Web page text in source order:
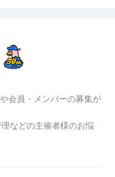
会員・メンバーの募集が
などの主催者様のお悩